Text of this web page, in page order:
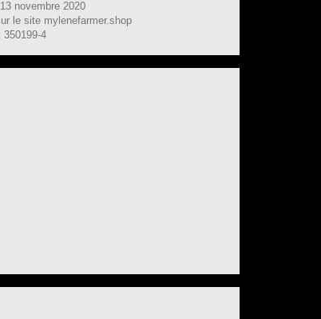
novembre 2020
le site mylenefarmer.shop
350199-4